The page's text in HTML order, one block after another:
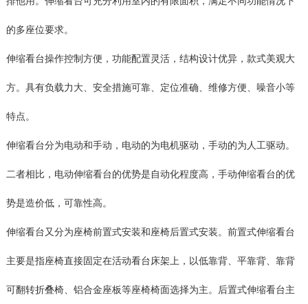
的多座位要求。
伸缩看台操作控制方便，功能配置灵活，结构设计优异，款式美观大
方。具有负载力大、安全措施可靠、定位准确、维修方便、噪音小等
特点。
伸缩看台分为电动和手动，电动的为电机驱动，手动的为人工驱动。
二者相比，电动伸缩看台的优势是自动化程度高，手动伸缩看台的优
势是造价低，可靠性高。
伸缩看台又分为座椅前置式安装和座椅后置式安装。前置式伸缩看台
主要是指座椅直接固定在活动看台床架上，以低靠背、平靠背、靠背
可翻转折叠椅、铝合金座板等座椅椅面选择为主。后置式伸缩看台主